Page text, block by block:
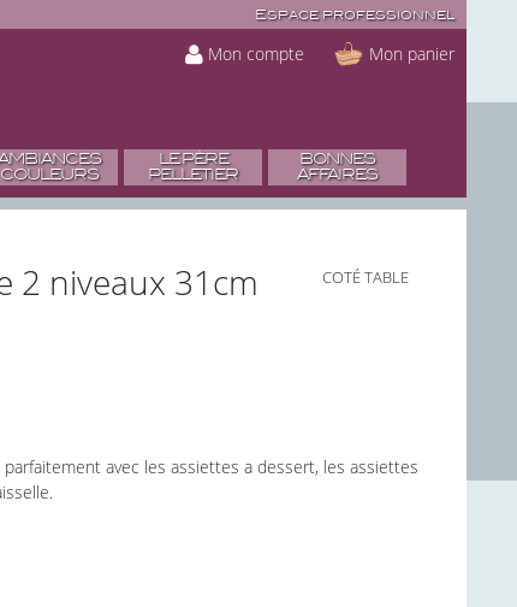
Espace professionnel
Mon compte Mon panier
COULEURS
LE PÈRE
PELLETIER
BONNES
AFFAIRES
2 niveaux 31cm COTÉ TABLE
avec les assiettes a dessert, les assiettes